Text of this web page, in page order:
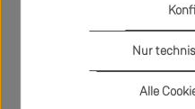
Nur
Alle